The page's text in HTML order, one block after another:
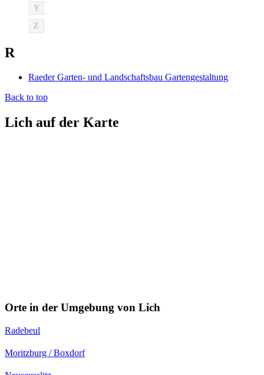
Y
Z
R
Raeder Garten- und Landschaftsbau Gartengestaltung
Back to top
Lich auf der Karte
Orte in der Umgebung von Lich
Radebeul
Moritzburg / Boxdorf